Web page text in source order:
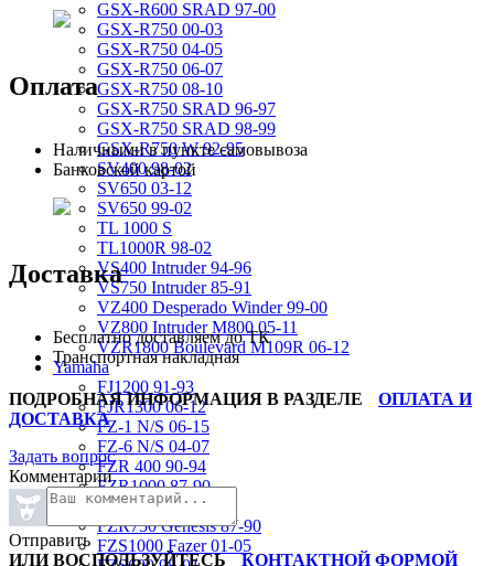
GSX-R600 SRAD 97-00
GSX-R750 00-03
GSX-R750 04-05
GSX-R750 06-07
GSX-R750 08-10
GSX-R750 SRAD 96-97
GSX-R750 SRAD 98-99
GSX-R750 W 92-95
SV400 98-02
SV650 03-12
SV650 99-02
TL 1000 S
TL1000R 98-02
VS400 Intruder 94-96
VS750 Intruder 85-91
VZ400 Desperado Winder 99-00
VZ800 Intruder M800 05-11
VZR1800 Boulevard M109R 06-12
Yamaha
FJ1200 91-93
FJR1300 06-12
FZ-1 N/S 06-15
FZ-6 N/S 04-07
FZR 400 90-94
FZR1000 87-90
FZR1000 91-93
FZR750 Genesis 87-90
FZS1000 Fazer 01-05
Оплата
Наличными в пункте самовывоза
Банковской картой
Доставка
Бесплатно доставляем до ТК
Транспортная накладная
ПОДРОБНАЯ ИНФОРМАЦИЯ В РАЗДЕЛЕ
ОПЛАТА И
ДОСТАВКА
Задать вопрос
Комментарии
Отправить
ИЛИ ВОСПОЛЬЗУЙТЕСЬ КОНТАКТНОЙ ФОРМОЙ